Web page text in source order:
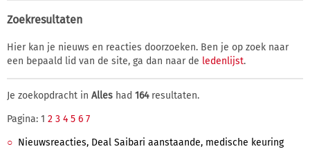
Zoekresultaten
Hier kan je nieuws en reacties doorzoeken. Ben je op zoek naar
een bepaald lid van de site, ga dan naar de ledenlijst.
Je zoekopdracht in Alles had 164resultaten.
Pagina: 1 2 3 4 5 6 7
Nieuwsreacties, Deal Saibari aanstaande, medische keuring